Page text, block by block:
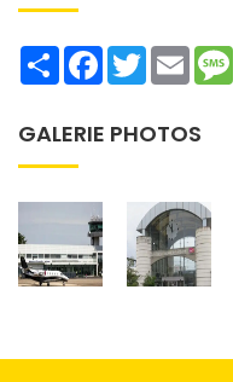
ShareFacebookTwitterEmail
GALERIE PHOTOS